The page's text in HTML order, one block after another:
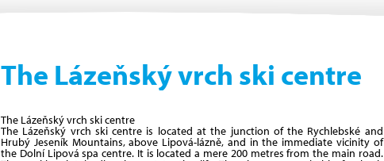
The Lázeňský vrch ski centre
The Lázeňský vrch ski centre
The Lázeňský vrch ski centre is located at the junction of the Rychlebské and
Hrubý Jeseník Mountains, above Lipová-lázně, and in the immediate vicinity of
the Dolní Lipová spa centre. It is located a mere 200 metres from the main road.